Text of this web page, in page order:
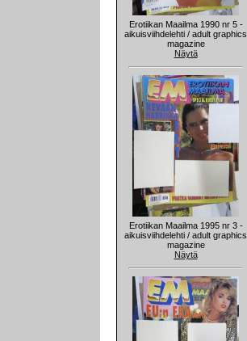
Erotiikan Maailma 1990 nr 5 -
aikuisviihdelehti / adult graphics
magazine
Näytä
Erotiikan Maailma 1995 nr 3 -
aikuisviihdelehti / adult graphics
magazine
Näytä